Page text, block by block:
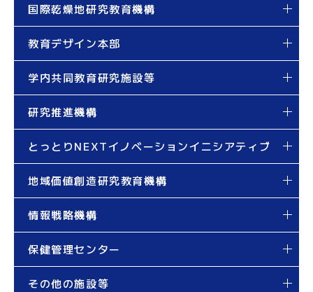
国際乾燥地研究教育機構
教育デザイン本部
学内共同教育研究施設等
研究推進機構
とっとりNEXTイノベーションイニシアティブ
地域価値創造研究教育機構
情報戦略機構
保健管理センター
その他の施設等